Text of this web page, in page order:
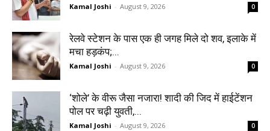
Kamal Joshi - August 9, 2026 0
रेलवे स्टेशन के पास एक ही जगह मिले दो शव, इलाके में
मचा हड़कंप;...
Kamal Joshi - August 9, 2026 0
‘शोले’ के वीरू जैसा नजारा! शादी की जिद में हाईटेंशन
पोल पर चढ़ी युवती,...
Kamal Joshi - August 9, 2026 0